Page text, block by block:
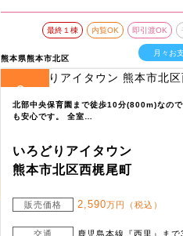
熊本県熊本市北区
最終１棟 内覧OK 即引渡OK
月々お
3
北部中央保育園まで徒歩10分(800m)なの
も安心です。 全室…
いろどりアイタウン
熊本市北区西梶尾町
販売価格 2,590万円（税込）
交通
鹿児島本線『西里』まで